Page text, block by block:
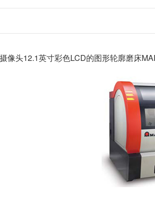
像头12.1英寸彩色LCD的图形轮廓磨床